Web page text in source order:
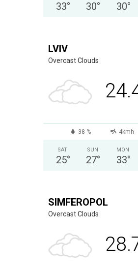
33° 30° 30°
LVIV
Overcast Clouds
38 % 4kmh
SAT
25°
SUN
27°
MON
33°
SIMFEROPOL
Overcast Clouds